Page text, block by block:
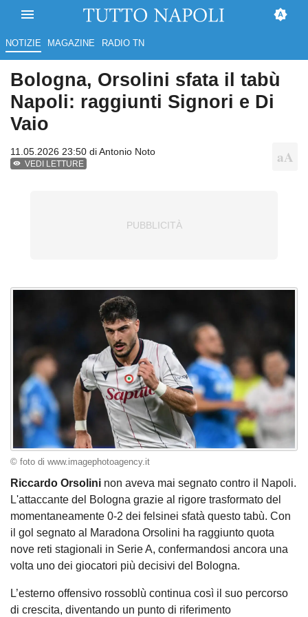
NOTIZIE MAGAZINE RADIO TN
Bologna, Orsolini sfata il tabù
Napoli: raggiunti Signori e Di
Vaio
11.05.2026 23:50 diAntonio Noto
VEDI LETTURE
© foto di www.imagephotoagency.it
Riccardo Orsolini non aveva mai segnato contro il Napoli.
L'attaccante del Bologna grazie al rigore trasformato del
momentaneamente 0-2 dei felsinei sfatà questo tabù. Con
il gol segnato al Maradona Orsolini ha raggiunto quota
nove reti stagionali in Serie A, confermandosi ancora una
volta uno dei giocatori più decisivi del Bologna.
L’esterno offensivo rossoblù continua così il suo percorso
di crescita, diventando un punto di riferimento